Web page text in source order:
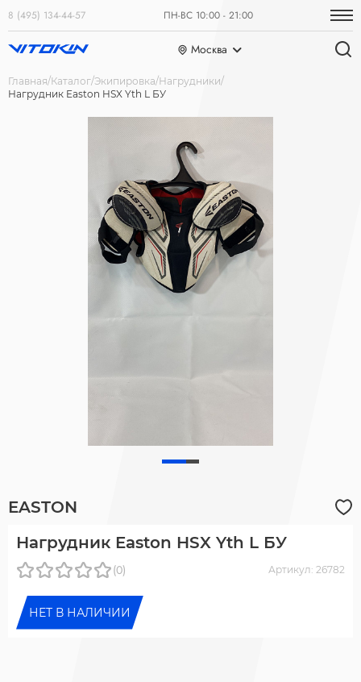
8 (495) 134-44-57 ПН-ВС 10:00 - 21:00
Москва
Главная Каталог Экипировка Нагрудники
Нагрудник Easton HSX Yth L БУ
EASTON
Нагрудник Easton HSX Yth L БУ
(0) Артикул: 26782
НЕТ В НАЛИЧИИ